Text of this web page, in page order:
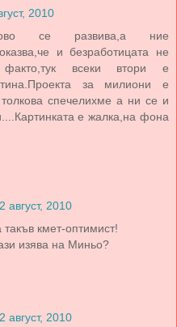
2010
се развива,а ние
и безработицата не
всеки втори е
за милиони е
спечелихме а ни се и
е жалка,на фона
август, 2010
кмет-оптимист!
изява на Миньо?
август, 2010